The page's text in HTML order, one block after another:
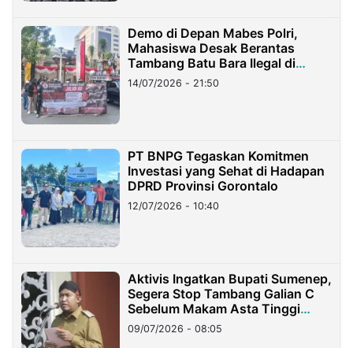
Demo di Depan Mabes Polri,
Mahasiswa Desak Berantas
Tambang Batu Bara Ilegal di
Lampung
14/07/2026 - 21:50
PT BNPG Tegaskan Komitmen
Investasi yang Sehat di Hadapan
DPRD Provinsi Gorontalo
12/07/2026 - 10:40
Aktivis Ingatkan Bupati Sumenep,
Segera Stop Tambang Galian C
Sebelum Makam Asta Tinggi
Longsor
09/07/2026 - 08:05